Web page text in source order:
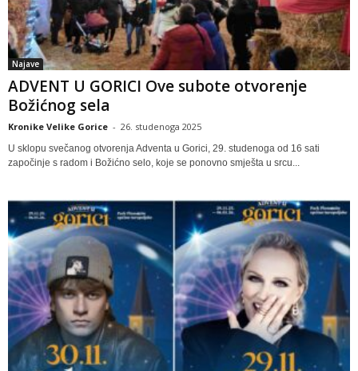
Najave
ADVENT U GORICI Ove subote otvorenje
Božićnog sela
Kronike Velike Gorice - 26. studenoga 2025
U sklopu svečanog otvorenja Adventa u Gorici, 29. studenoga od 16 sati
započinje s radom i Božićno selo, koje se ponovno smješta u srcu...